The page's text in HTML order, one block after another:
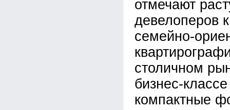
отмечают
девелоперов
семейно-
столичном
бизнес-
компактные